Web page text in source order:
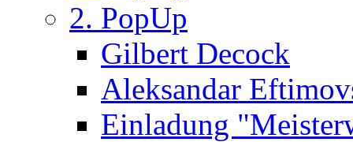
2. PopUp
Gilbert Decock
Aleksandar
Einladung